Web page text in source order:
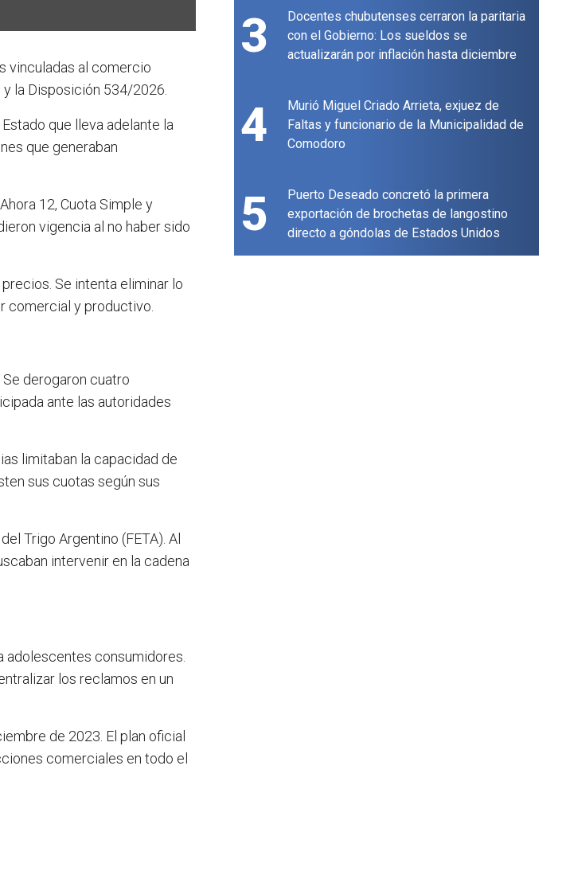
vinculadas al comercio
la Disposición 534/2026.
que lleva adelante la
que generaban
12, Cuota Simple y
vigencia al no haber sido
Se intenta eliminar lo
comercial y productivo.
derogaron cuatro
ante las autoridades
limitaban la capacidad de
sus cuotas según sus
Trigo Argentino (FETA). Al
intervenir en la cadena
adolescentes consumidores.
los reclamos en un
de 2023. El plan oficial
comerciales en todo el
3
Docentes chubutenses cerraron la paritaria
con el Gobierno: Los sueldos se
actualizarán por inflación hasta diciembre
4
Murió Miguel Criado Arrieta, exjuez de
Faltas y funcionario de la Municipalidad de
Comodoro
5
Puerto Deseado concretó la primera
exportación de brochetas de langostino
directo a góndolas de Estados Unidos